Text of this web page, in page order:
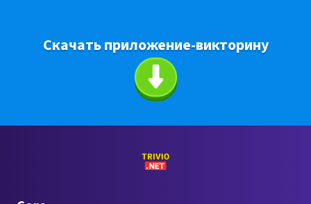
Скачать приложение-викторину